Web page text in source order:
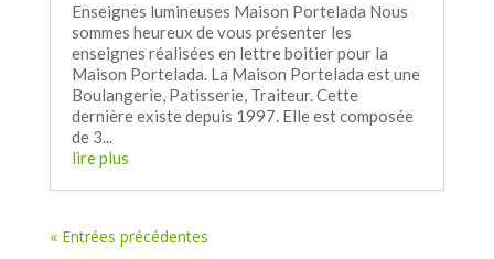
Enseignes lumineuses Maison Portelada Nous
sommes heureux de vous présenter les
enseignes réalisées en lettre boitier pour la
Maison Portelada. La Maison Portelada est une
Boulangerie, Patisserie, Traiteur. Cette
dernière existe depuis 1997. Elle est composée
de 3...
lire plus
« Entrées précédentes